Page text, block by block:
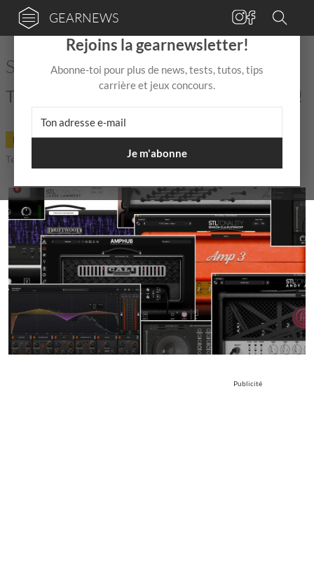
GEARNEWS
STL TONES Mid Year Sale
Tous les bons plans sont sur gearnews.fr !
DEAL 17 JuindeMix Jagger| |
5,0 / 5,0 |
Temps de lecture: 1 min
Publicité
×
Rejoins la gearnewsletter!
Abonne-toi pour plus de news, tests, tutos, tips
carrière et jeux concours.
Je m'abonne